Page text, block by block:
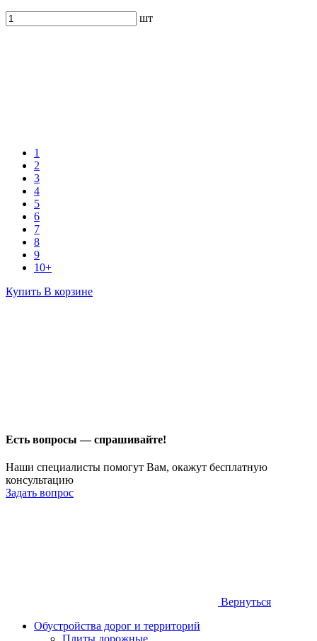
шт
1
2
3
4
5
6
7
8
9
10+
Купить В корзине
Есть вопросы — спрашивайте!
Наши специалисты помогут Вам, окажут бесплатную
консультацию
Задать вопрос
Вернуться
Обустройства дорог и территорий